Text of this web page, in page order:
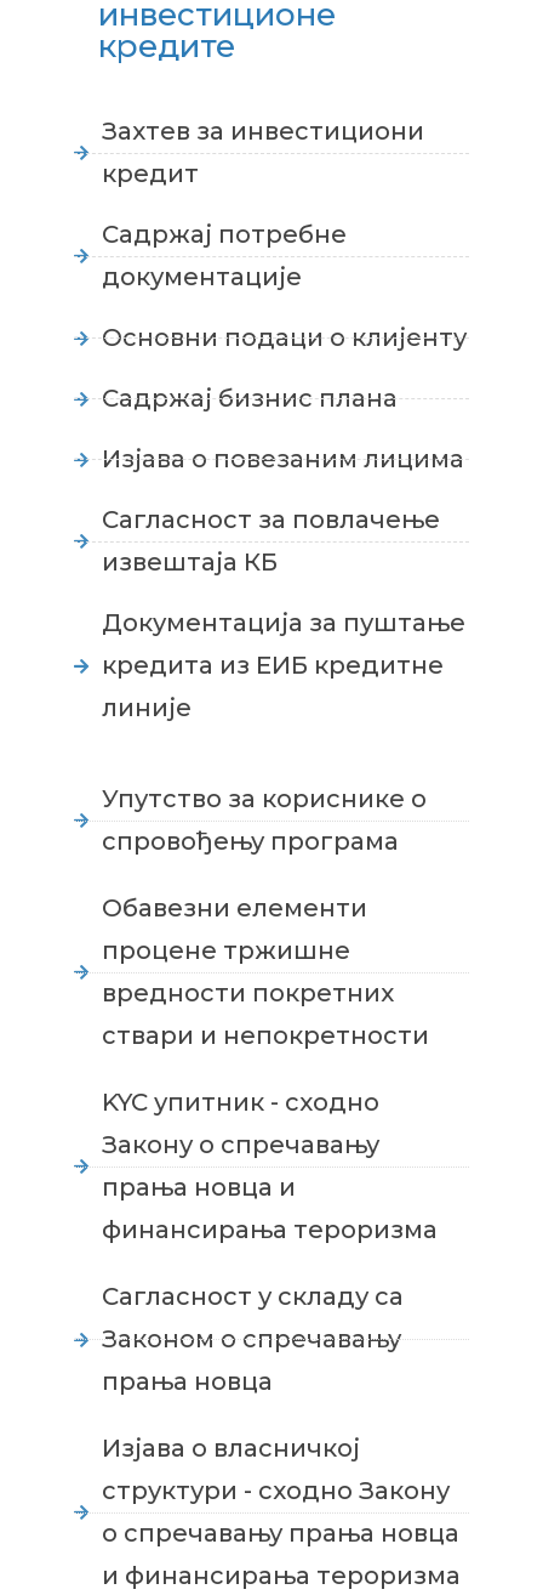
инвестиционе
кредите
Захтев за инвестициони
кредит
Садржај потребне
документације
Основни подаци о клијенту
Садржај бизнис плана
Изјава о повезаним лицима
Сагласност за повлачење
извештаја КБ
Документација за пуштање
кредита из ЕИБ кредитне
линије
Упутство за кориснике о
спровођењу програма
Oбавезни елементи
процене тржишне
вредности покретних
ствари и непокретности
KYC упитник - сходно
Закону о спречавању
прања новца и
финансирања тероризма
Сагласност у складу са
Законом о спречавању
прања новца
Изјава о власничкој
структури - сходно Закону
о спречавању прања новца
и финансирања тероризма